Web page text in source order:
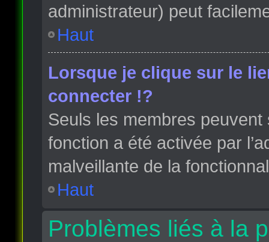
administrateur) peut
Haut
Lorsque je clique sur le
connecter !?
Seuls les membres
fonction a été activée par
malveillante de la
Haut
Problèmes liés à la